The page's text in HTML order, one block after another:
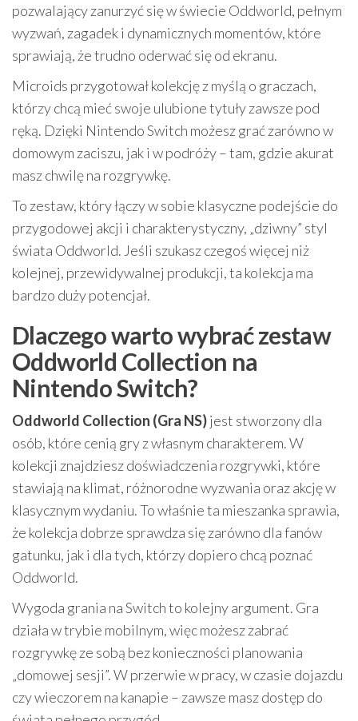
pozwalający zanurzyć się w świecie Oddworld, pełnym
wyzwań, zagadek i dynamicznych momentów, które
sprawiają, że trudno oderwać się od ekranu.
Microids przygotował kolekcję z myślą o graczach,
którzy chcą mieć swoje ulubione tytuły zawsze pod
ręką. Dzięki Nintendo Switch możesz grać zarówno w
domowym zaciszu, jak i w podróży – tam, gdzie akurat
masz chwilę na rozgrywkę.
To zestaw, który łączy w sobie klasyczne podejście do
przygodowej akcji i charakterystyczny, „dziwny” styl
świata Oddworld. Jeśli szukasz czegoś więcej niż
kolejnej, przewidywalnej produkcji, ta kolekcja ma
bardzo duży potencjał.
Dlaczego warto wybrać zestaw
Oddworld Collection na
Nintendo Switch?
Oddworld Collection (Gra NS)jest stworzony dla
osób, które cenią gry z własnym charakterem. W
kolekcji znajdziesz doświadczenia rozgrywki, które
stawiają na klimat, różnorodne wyzwania oraz akcję w
klasycznym wydaniu. To właśnie ta mieszanka sprawia,
że kolekcja dobrze sprawdza się zarówno dla fanów
gatunku, jak i dla tych, którzy dopiero chcą poznać
Oddworld.
Wygoda grania na Switch to kolejny argument. Gra
działa w trybie mobilnym, więc możesz zabrać
rozgrywkę ze sobą bez konieczności planowania
„domowej sesji”. W przerwie w pracy, w czasie dojazdu
czy wieczorem na kanapie – zawsze masz dostęp do